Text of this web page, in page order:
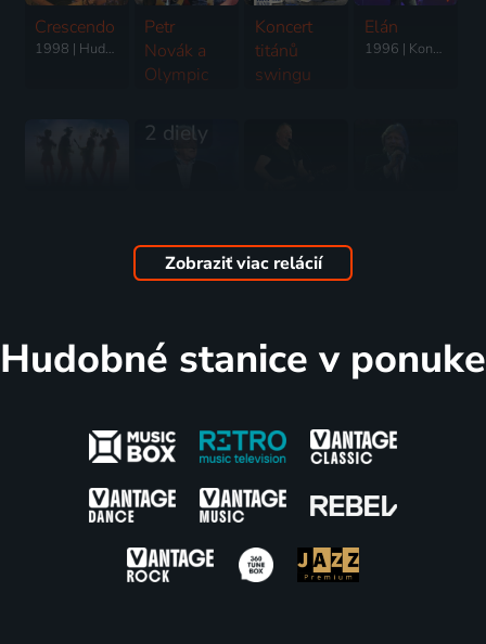
Crescendo
1998 | Hudba
Petr
Novák a
Olympic
Koncert
titánů
swingu
Elán
1996 | Koncert
2 diely
60 let v
americkém
1993 | Koncert
Zobraziť viac relácií
Hudobné stanice v ponuke